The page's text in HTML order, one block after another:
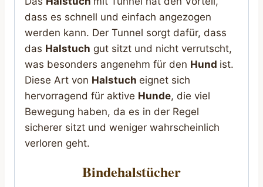
dass es schnell und einfach angezogen
werden kann. Der Tunnel sorgt dafür, dass
das Halstuch gut sitzt und nicht verrutscht,
was besonders angenehm für den Hund ist.
Diese Art von Halstuch eignet sich
hervorragend für aktive Hunde, die viel
Bewegung haben, da es in der Regel
sicherer sitzt und weniger wahrscheinlich
verloren geht.
Bindehalstücher